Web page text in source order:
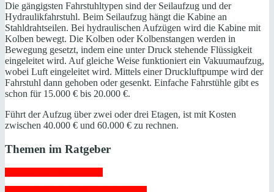
Die gängigsten Fahrstuhltypen sind der Seilaufzug und der
Hydraulikfahrstuhl. Beim Seilaufzug hängt die Kabine an
Stahldrahtseilen. Bei hydraulischen Aufzügen wird die Kabine mit
Kolben bewegt. Die Kolben oder Kolbenstangen werden in
Bewegung gesetzt, indem eine unter Druck stehende Flüssigkeit
eingeleitet wird. Auf gleiche Weise funktioniert ein Vakuumaufzug,
wobei Luft eingeleitet wird. Mittels einer Druckluftpumpe wird der
Fahrstuhl dann gehoben oder gesenkt. Einfache Fahrstühle gibt es
schon für 15.000 € bis 20.000 €.
Führt der Aufzug über zwei oder drei Etagen, ist mit Kosten
zwischen 40.000 € und 60.000 € zu rechnen.
Themen im Ratgeber